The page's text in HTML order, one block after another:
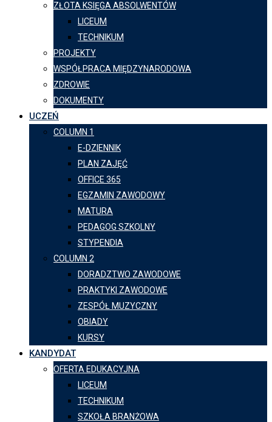
ZŁOTA KSIĘGA ABSOLWENTÓW
LICEUM
TECHNIKUM
PROJEKTY
WSPÓŁPRACA MIĘDZYNARODOWA
ZDROWIE
DOKUMENTY
UCZEŃ
COLUMN 1
E-DZIENNIK
PLAN ZAJĘĆ
OFFICE 365
EGZAMIN ZAWODOWY
MATURA
PEDAGOG SZKOLNY
STYPENDIA
COLUMN 2
DORADZTWO ZAWODOWE
PRAKTYKI ZAWODOWE
ZESPÓŁ MUZYCZNY
OBIADY
KURSY
KANDYDAT
OFERTA EDUKACYJNA
LICEUM
TECHNIKUM
SZKOŁA BRANŻOWA